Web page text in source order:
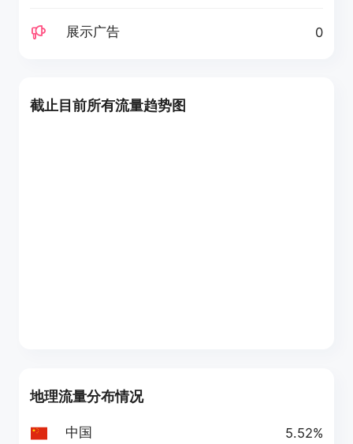
展示广告 0
截止目前所有流量趋势图
地理流量分布情况
中国 5.52%